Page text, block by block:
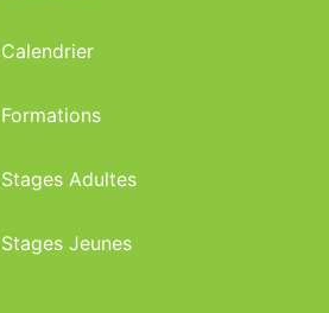
Calendrier
Formations
Stages Adultes
Stages Jeunes